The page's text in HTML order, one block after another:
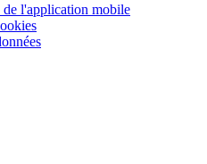
l'application mobile